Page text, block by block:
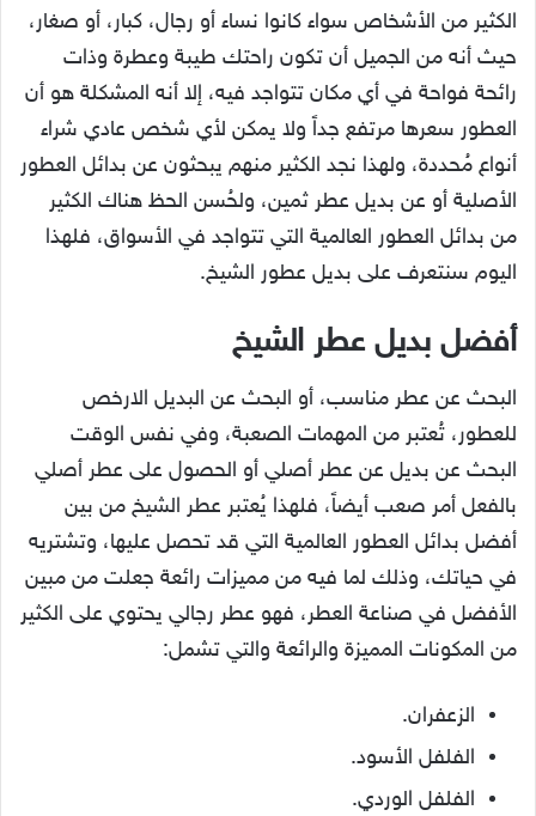
الكثير من الأشخاص سواء كانوا نساء أو رجال، كبار، أو صغار،
حيث أنه من الجميل أن تكون راحتك طيبة وعطرة وذات
رائحة فواحة في أي مكان تتواجد فيه، إلا أنه المشكلة هو أن
العطور سعرها مرتفع جداً ولا يمكن لأي شخص عادي شراء
أنواع مُحددة، ولهذا نجد الكثير منهم يبحثون عن بدائل العطور
الأصلية أو عن بديل عطر ثمين، ولحُسن الحظ هناك الكثير
من بدائل العطور العالمية التي تتواجد في الأسواق، فلهذا
اليوم سنتعرف على بديل عطور الشيخ.
أفضل بديل عطر الشيخ
البحث عن عطر مناسب، أو البحث عن البديل الارخص
للعطور، تُعتبر من المهمات الصعبة، وفي نفس الوقت
البحث عن بديل عن عطر أصلي أو الحصول على عطر أصلي
بالفعل أمر صعب أيضاً، فلهذا يُعتبر عطر الشيخ من بين
أفضل بدائل العطور العالمية التي قد تحصل عليها، وتشتريه
في حياتك، وذلك لما فيه من مميزات رائعة جعلت من مبين
الأفضل في صناعة العطر، فهو عطر رجالي يحتوي على الكثير
من المكونات المميزة والرائعة والتي تشمل:
الزعفران.
الفلفل الأسود.
الفلفل الوردي.